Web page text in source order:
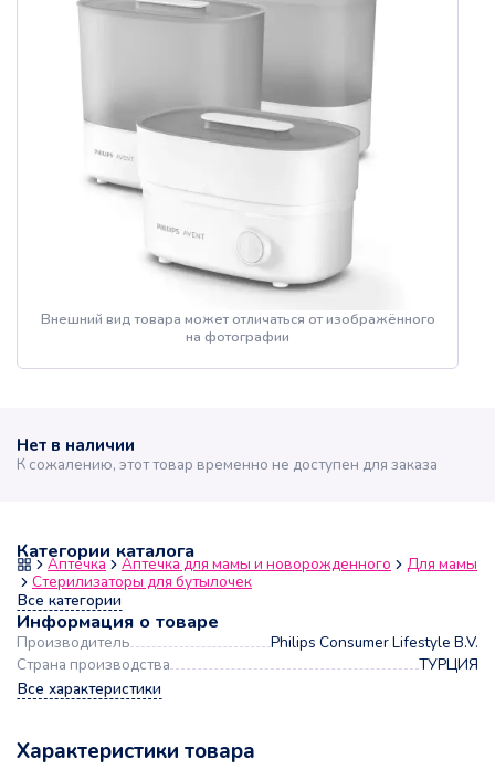
Внешний вид товара может отличаться от изображённого
на фотографии
Категории каталога
Аптечка Аптечка для мамы и новорожденного
Для мамы
Стерилизаторы для бутылочек
Все категории
Информация о товаре
Производитель
Philips Consumer Lifestyle B.V.
Страна производства
ТУРЦИЯ
Все характеристики
Характеристики товара
Нет в наличии
К сожалению, этот товар временно не доступен для заказа